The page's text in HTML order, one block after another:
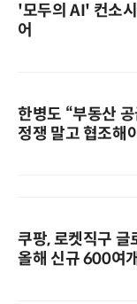
'모두의 AI' 컨소
어
한병도 “부동산
정쟁 말고 협조해
쿠팡, 로켓직구
올해 신규 600여